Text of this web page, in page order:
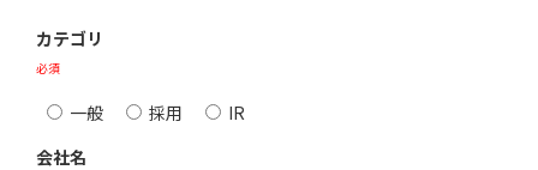
カテゴリ
必須
一般 採用
IR
会社名